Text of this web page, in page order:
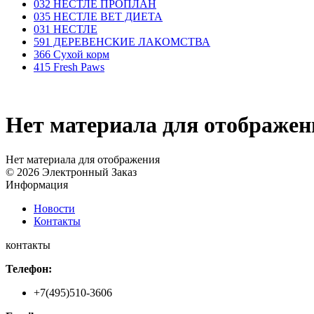
032 НЕСТЛЕ ПРОПЛАН
035 НЕСТЛЕ ВЕТ ДИЕТА
031 НЕСТЛЕ
591 ДЕРЕВЕНСКИЕ ЛАКОМСТВА
366 Сухой корм
415 Fresh Paws
Нет материала для
Нет материала для отображения
© 2026 Электронный Заказ
Информация
Новости
Контакты
контакты
Телефон:
+7(495)510-3606